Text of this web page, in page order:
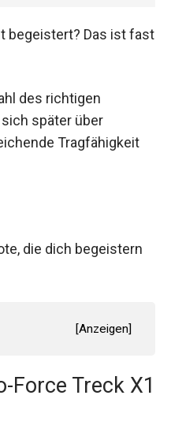
begeistert? Das ist fast
des richtigen
später über
Tragfähigkeit
die dich begeistern
[Anzeigen]
Force Treck X1